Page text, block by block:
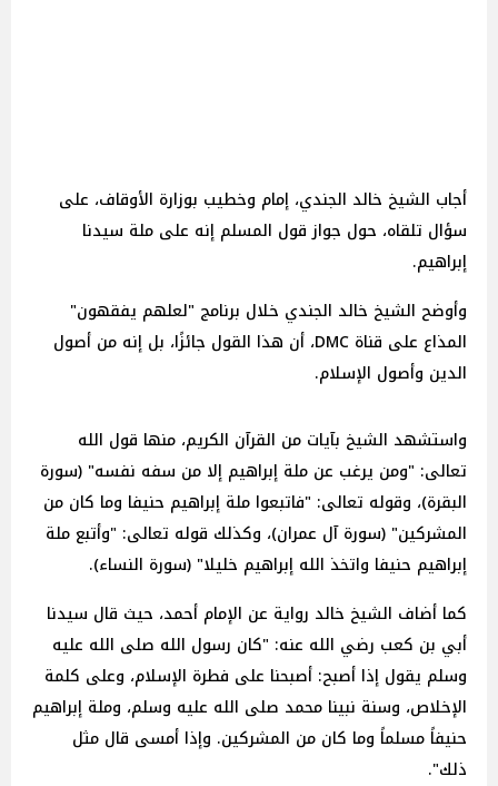
أجاب الشيخ خالد الجندي، إمام وخطيب بوزارة الأوقاف، على
سؤال تلقاه، حول جواز قول المسلم إنه على ملة سيدنا
إبراهيم.
وأوضح الشيخ خالد الجندي خلال برنامج "لعلهم يفقهون"
المذاع على قناة DMC، أن هذا القول جائزًا، بل إنه من أصول
الدين وأصول الإسلام.
واستشهد الشيخ بآيات من القرآن الكريم، منها قول الله
تعالى: "ومن يرغب عن ملة إبراهيم إلا من سفه نفسه" (سورة
البقرة)، وقوله تعالى: "فاتبعوا ملة إبراهيم حنيفا وما كان من
المشركين" (سورة آل عمران)، وكذلك قوله تعالى: "وأتبع ملة
إبراهيم حنيفا واتخذ الله إبراهيم خليلا" (سورة النساء).
كما أضاف الشيخ خالد رواية عن الإمام أحمد، حيث قال سيدنا
أبي بن كعب رضي الله عنه: "كان رسول الله صلى الله عليه
وسلم يقول إذا أصبح: أصبحنا على فطرة الإسلام، وعلى كلمة
الإخلاص، وسنة نبينا محمد صلى الله عليه وسلم، وملة إبراهيم
حنيفاً مسلماً وما كان من المشركين. وإذا أمسى قال مثل
ذلك".